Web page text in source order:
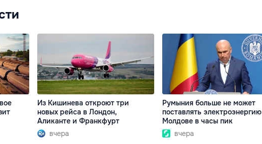
Из Кишинева откроют три
новых рейса в Лондон,
Аликанте и Франкфурт
вчера
Румыния больше не может
поставлять электроэнергию
Молдове в часы пик
вчера